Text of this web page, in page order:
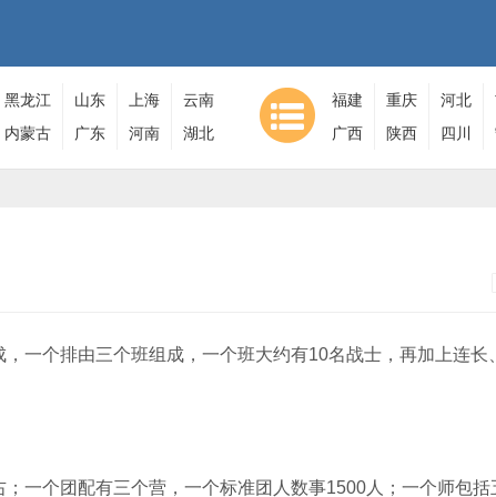
黑龙江 山东 上海
云南
内蒙古
广东 河南 湖北
福建 重庆 河北
广西
陕西 四川
个排由三个班组成，一个班大约有10名战士，再加上连长
个团配有三个营，一个标准团人数事1500人；一个师包括